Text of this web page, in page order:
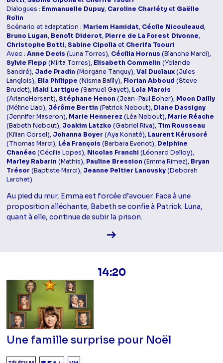
Dialogues : Emmanuelle Dupuy, Caroline Charlétyet Gaëlle
Rolin
Scénario et adaptation : Mariem Hamidat, Cécile Nicouleaud,
Bruno Lugan, Benoît Diderot, Pierre de La Forest Divonne,
Christophe Botti,Sabine Cipolla et Cherifa Tsouri
Avec :Anne Decis (Luna Torres), Cécilia Hornus (Blanche Marci),
Sylvie Flepp (Mirta Torres), Elisabeth Commelin (Yolande
Sandré), Jade Pradin (Morgane Tanguy),Val Duclaux(Jules
Langlois), Ella Philippe (Nisma Bailly), Florian Abboud (Steve
Brudet), Iñaki Lartigue (Samuel Gayet), Lola Marois
(ArianeHersant),Stéphane Henon (Jean-Paul Boher), Moon Dailly
(Méline Liao), Jérôme Bertin (Patrick Nebout), Diane Dassigny
(Jennifer Maseron), Marie Hennerez (Léa Nebout), Marie Réache
(Babeth Nebout), Joakim Latzko (Gabriel Riva), Tim Rousseau
(Kilian Corsel), Johanna Boyer (Aya Konaté), Laurent Kérusoré
(Thomas Marci), Léa François (Barbara Evenot), Delphine
Chanéac(Cécilia Lopes), Nicolas Franchi (Léonard Delloy),
Marley Rabarin (Mathis), Pauline Bression (Emma Rimez), Bryan
Trésor (Baptiste Marci), Jeanne Peltier Lanovsky(Deborah
Larchet)
Au pied du mur, Emma est forcée d’avouer. Face à une
proposition alléchante, Babeth se confie à Patrick. Luna,
quant à elle, continue de subir la prison.
Voir la fiche diffusion
14:20
Une famille surprise pour Noël